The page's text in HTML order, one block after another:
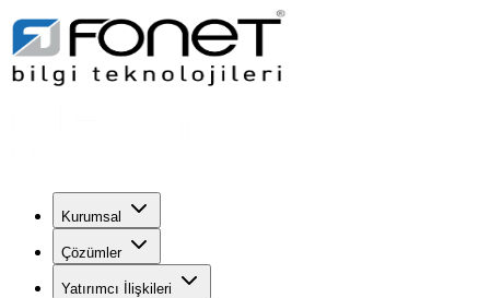
Kurumsal
Çözümler
Yatırımcı İlişkileri